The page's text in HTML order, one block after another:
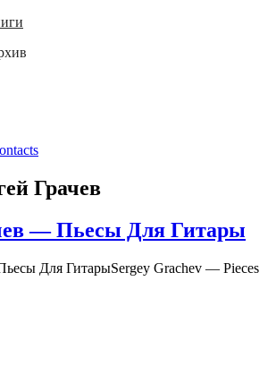
Грачев
— Пьесы Для Гитары
Sergey Grachev — Pieces